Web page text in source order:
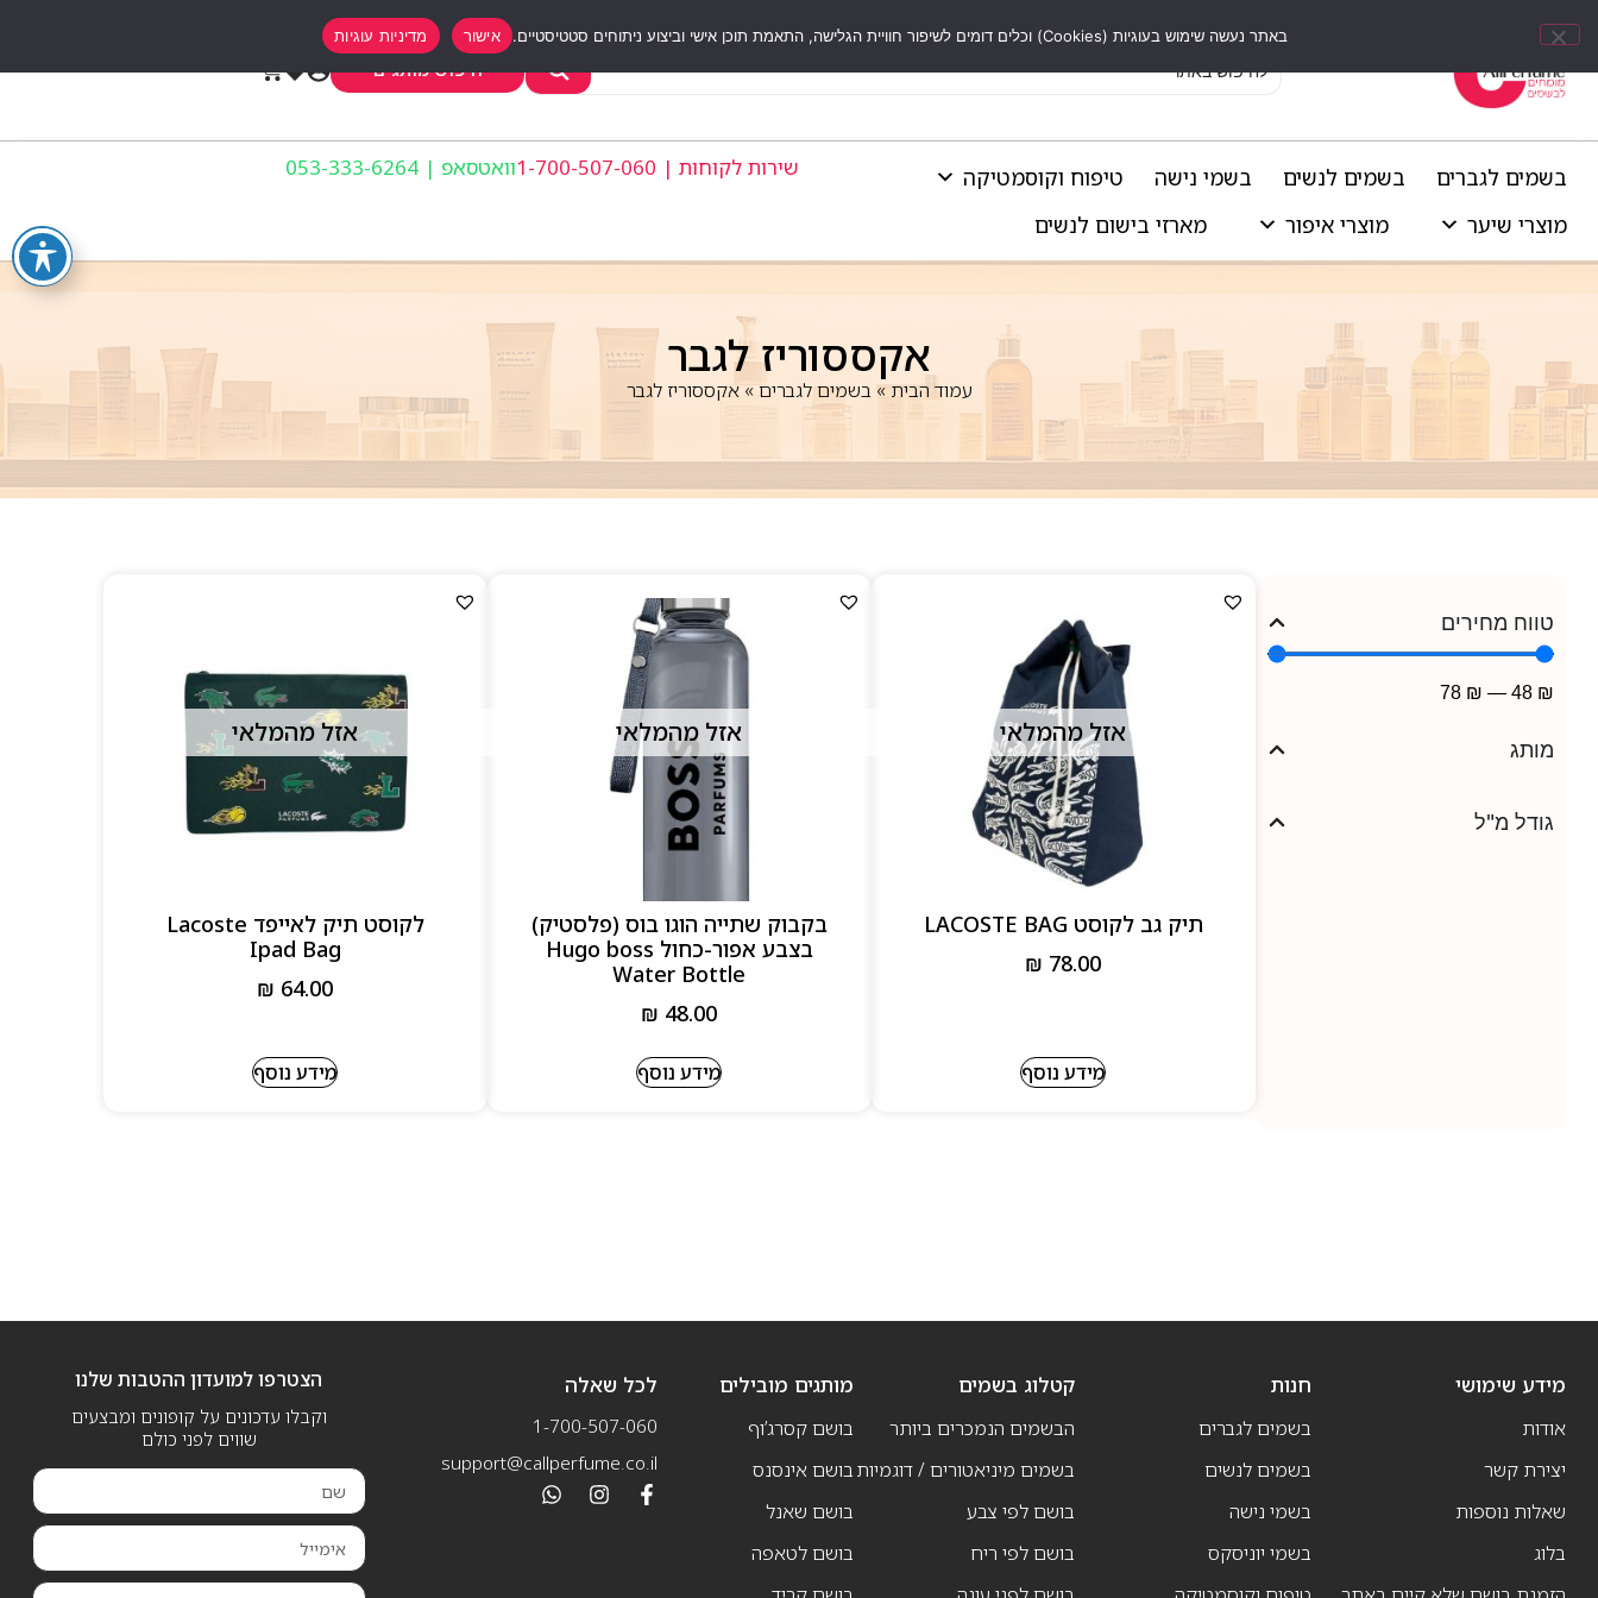
חיפוש מותגים
בשמים לגברים בשמים לנשים בשמי נישה
טיפוח וקוסמטיקה
מוצרי שיער
מוצרי איפור מארזי בישום לנשים
שירות לקוחות | 1-700-507-060 וואטסאפ | 053-333-6264
אקססוריז לגבר
עמוד הבית» בשמים לגברים »אקססוריז לגבר
טווח מחירים
₪
48
—
₪
78
מותג
גודל מ"ל
אזל מהמלאי
תיק גב לקוסט LACOSTE BAG
₪ 78.00
מידע נוסף
אזל מהמלאי
בקבוק שתייה הוגו בוס (פלסטיק)
בצבע אפור-כחול Hugo boss
Water Bottle
₪ 48.00
מידע נוסף
אזל מהמלאי
לקוסט תיק לאייפד Lacoste
Ipad Bag
₪ 64.00
מידע נוסף
מידע שימושי
אודות
יצירת קשר
שאלות נוספות
בלוג
חנות
בשמים לגברים
בשמים לנשים
בשמי נישה
בשמי יוניסקס
קטלוג בשמים
הבשמים הנמכרים ביותר
בשמים מיניאטורים / דוגמיות
בושם לפי צבע
בושם לפי ריח
מותגים מובילים
בושם קסרג’וף
בושם אינסנס
בושם שאנל
בושם לטאפה
לכל שאלה
1-700-507-060
support@callperfume.co.il
הצטרפו למועדון ההטבות שלנו
וקבלו עדכונים על קופונים ומבצעים
שווים לפני כולם
באתר נעשה שימוש בעוגיות (Cookies) וכלים דומים לשיפור חוויית הגלישה, התאמת תוכן אישי וביצוע ניתוחים סטטיסטיים. אישור מדיניות עוגיות